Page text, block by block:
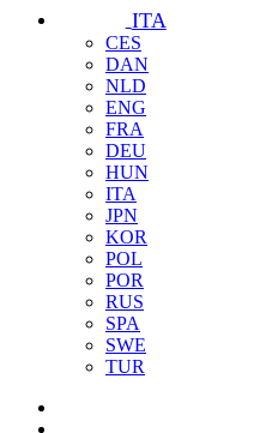
ITA
CES
DAN
NLD
ENG
FRA
DEU
HUN
ITA
JPN
KOR
POL
POR
RUS
SPA
SWE
TUR